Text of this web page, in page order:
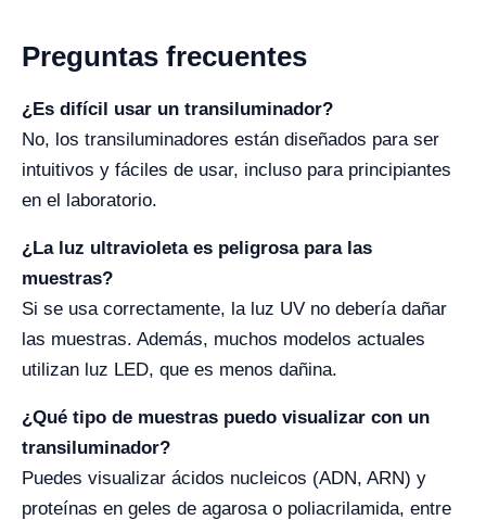
Preguntas frecuentes
¿Es difícil usar un transiluminador?
No, los transiluminadores están diseñados para ser
intuitivos y fáciles de usar, incluso para principiantes
en el laboratorio.
¿La luz ultravioleta es peligrosa para las
muestras?
Si se usa correctamente, la luz UV no debería dañar
las muestras. Además, muchos modelos actuales
utilizan luz LED, que es menos dañina.
¿Qué tipo de muestras puedo visualizar con un
transiluminador?
Puedes visualizar ácidos nucleicos (ADN, ARN) y
proteínas en geles de agarosa o poliacrilamida, entre